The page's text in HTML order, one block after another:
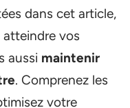
dans cet article,
vos
aussi maintenir
. Comprenez les
votre